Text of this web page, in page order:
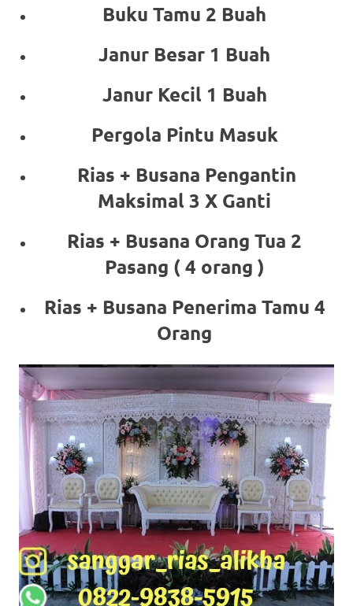
Buku Tamu 2 Buah
Janur Besar 1 Buah
Janur Kecil 1 Buah
Pergola Pintu Masuk
Rias + Busana Pengantin
Maksimal 3 X Ganti
Rias + Busana Orang Tua 2
Pasang ( 4 orang )
Rias + Busana Penerima Tamu 4
Orang